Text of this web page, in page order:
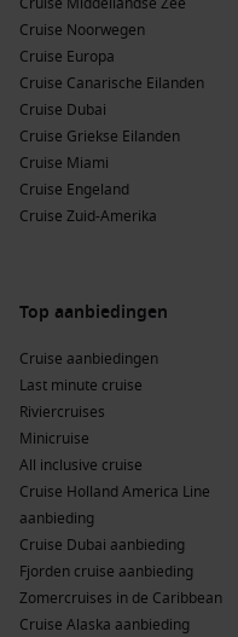
Populaire regio’s
Een cruise naar
voeren:
Benelux: De Benelux-
Nederland en
en moderne steden
vol met iconische
Engeland: Engeland is
landschappen en een
historische kastelen en
platteland.
Noorwegen: Met zijn
indrukwekkende natuur
bestemming voor
cultuur, geschiedenis
Portugal : Dit zonnige
kustlijnen, historische
Cruise Noorwegen
Cruise Europa
Cruise Canarische Eilanden
Cruise Dubai
Cruise Griekse Eilanden
Cruise Miami
Cruise Engeland
Cruise Zuid-Amerika
Top aanbiedingen
Cruise aanbiedingen
Last minute cruise
Riviercruises
Minicruise
All inclusive cruise
Cruise Holland America Line
aanbieding
Cruise Dubai aanbieding
Fjorden cruise aanbieding
Zomercruises in de Caribbean
Cruise Alaska aanbieding